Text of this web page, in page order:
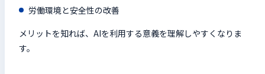
労働環境と安全性の改善
メリットを知れば、AIを利用する意義を理解しやすくなりま
す。